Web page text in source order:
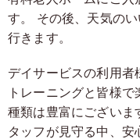
す。 その後、天気の
行きます。
デイサービスの利用者
トレーニングと皆様で
種類は豊富にございま
タッフが見守る中、安